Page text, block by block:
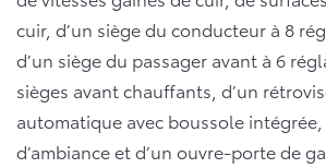
cuir, d’un siège du conducteur à 8
d’un siège du passager avant à 6
sièges avant chauffants, d’un
automatique avec boussole intégrée,
d’ambiance et d’un ouvre-porte de